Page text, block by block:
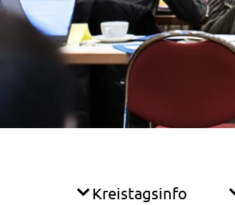
Kreistagsinfo